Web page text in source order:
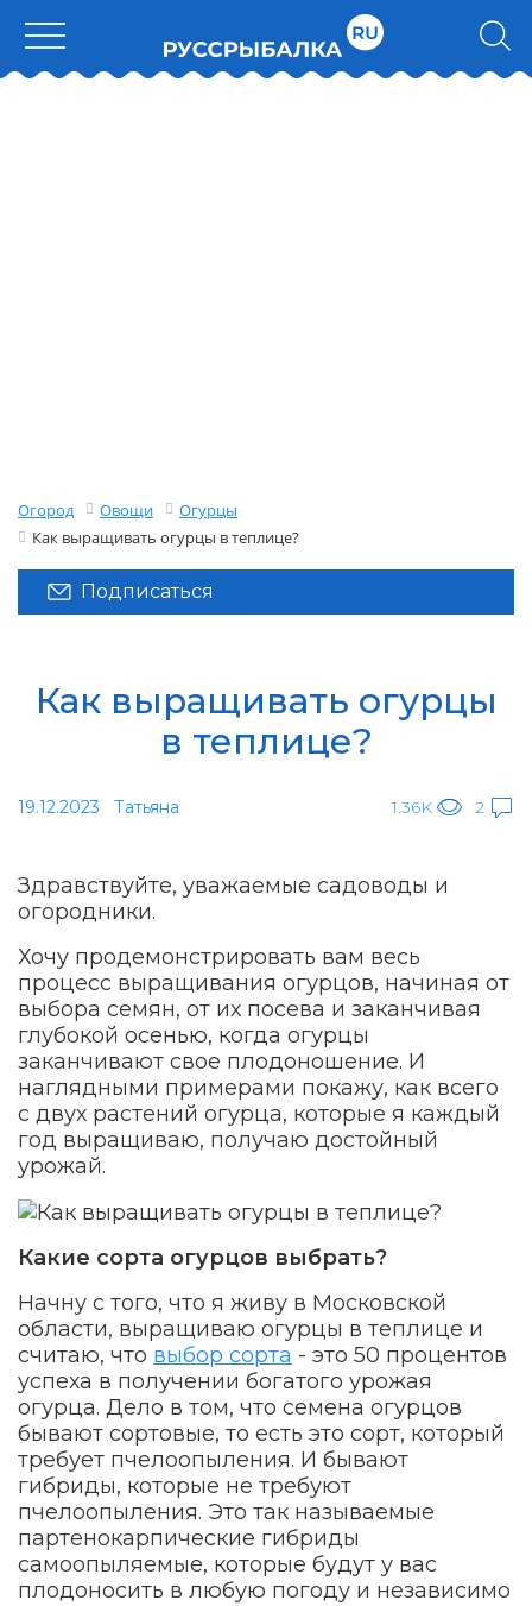
Огород Овощи
Огурцы
Как выращивать огурцы в теплице?
Подписаться
Как выращивать огурцы
в теплице?
19.12.2023 Татьяна 1.36K 2
Здравствуйте, уважаемые садоводы и
огородники.
Хочу продемонстрировать вам весь
процесс выращивания огурцов, начиная от
выбора семян, от их посева и заканчивая
глубокой осенью, когда огурцы
заканчивают свое плодоношение. И
наглядными примерами покажу, как всего
с двух растений огурца, которые я каждый
год выращиваю, получаю достойный
урожай.
Какие сорта огурцов выбрать?
Начну с того, что я живу в Московской
области, выращиваю огурцы в теплице и
считаю, что выбор сорта - это 50 процентов
успеха в получении богатого урожая
огурца. Дело в том, что семена огурцов
бывают сортовые, то есть это сорт, который
требует пчелоопыления. И бывают
гибриды, которые не требуют
пчелоопыления. Это так называемые
партенокарпические гибриды
самоопыляемые, которые будут у вас
плодоносить в любую погоду и независимо